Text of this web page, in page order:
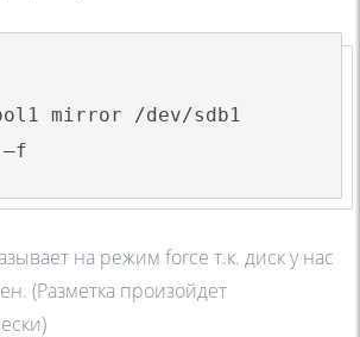
mirror /dev/sdb1
–f
на режим force т.к. диск у нас
(Разметка произойдет